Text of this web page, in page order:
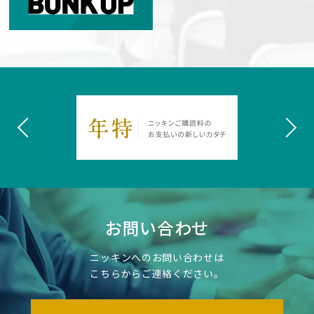
お問い合わせ
ニッキンへのお問い合わせは
こちらからご連絡ください。